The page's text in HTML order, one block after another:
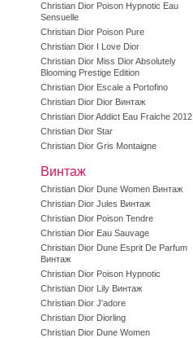
Christian Dior Poison Hypnotic Eau
Sensuelle
Christian Dior Poison Pure
Christian Dior I Love Dior
Christian Dior Miss Dior Absolutely
Blooming Prestige Edition
Christian Dior Escale a Portofino
Christian Dior Dior Винтаж
Christian Dior Addict Eau Fraiche 2012
Christian Dior Star
Christian Dior Gris Montaigne
Винтаж
Christian Dior Dune Women Винтаж
Christian Dior Jules Винтаж
Christian Dior Poison Tendre
Christian Dior Eau Sauvage
Christian Dior Dune Esprit De Parfum
Винтаж
Christian Dior Poison Hypnotic
Christian Dior Lily Винтаж
Christian Dior J'adore
Christian Dior Diorling
Christian Dior Dune Women